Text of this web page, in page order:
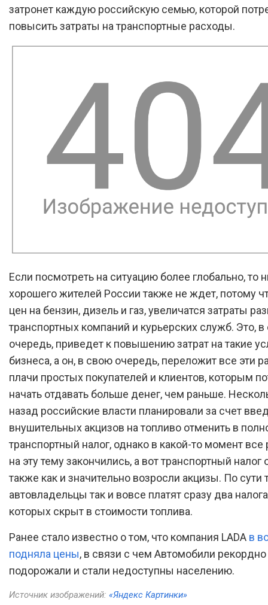
затронет каждую российскую семью, которой
повысить затраты на транспортные расходы.
Если посмотреть на ситуацию более глобально, то
хорошего жителей России также не ждет, потому
цен на бензин, дизель и газ, увеличатся затраты
транспортных компаний и курьерских служб. Это,
очередь, приведет к повышению затрат на такие
бизнеса, а он, в свою очередь, переложит все эти
плачи простых покупателей и клиентов, которым
начать отдавать больше денег, чем раньше.
назад российские власти планировали за счет
внушительных акцизов на топливо отменить в
транспортный налог, однако в какой-то момент все
на эту тему закончились, а вот транспортный налог
также как и значительно возросли акцизы. По сути
автовладельцы так и вовсе платят сразу два
которых скрыт в стоимости топлива.
Ранее стало известно о том, что компания LADA в
подняла цены, в связи с чем Автомобили рекордно
подорожали и стали недоступны населению.
Источник изображений: «Яндекс Картинки»